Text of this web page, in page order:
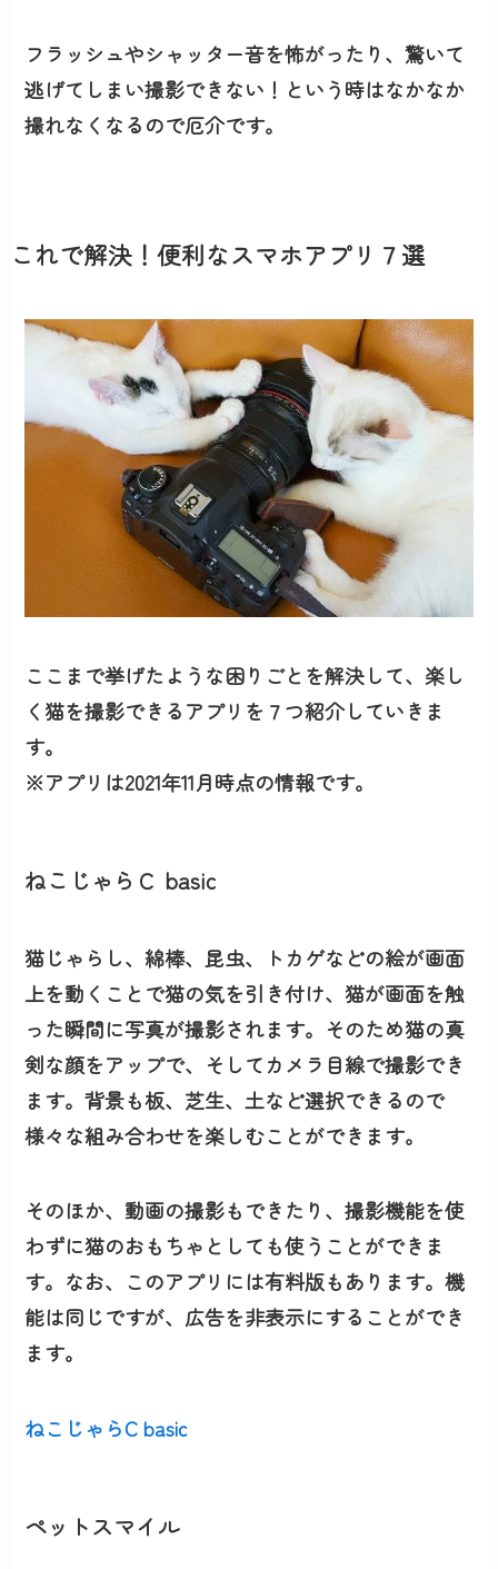
フラッシュやシャッター音を怖がったり、驚いて
逃げてしまい撮影できない！という時はなかなか
撮れなくなるので厄介です。
これで解決！便利なスマホアプリ７選
ここまで挙げたような困りごとを解決して、楽し
く猫を撮影できるアプリを７つ紹介していきま
す。
※アプリは2021年11月時点の情報です。
ねこじゃらＣ basic
猫じゃらし、綿棒、昆虫、トカゲなどの絵が画面
上を動くことで猫の気を引き付け、猫が画面を触
った瞬間に写真が撮影されます。そのため猫の真
剣な顔をアップで、そしてカメラ目線で撮影でき
ます。背景も板、芝生、土など選択できるので
様々な組み合わせを楽しむことができます。
そのほか、動画の撮影もできたり、撮影機能を使
わずに猫のおもちゃとしても使うことができま
す。なお、このアプリには有料版もあります。機
能は同じですが、広告を非表示にすることができ
ます。
ねこじゃらC basic
ペットスマイル